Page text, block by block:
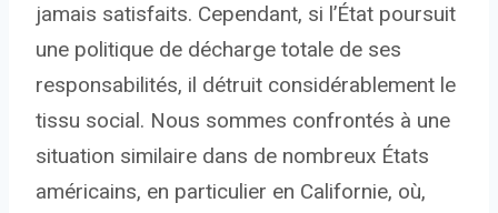
jamais satisfaits. Cependant, si l’État poursuit
une politique de décharge totale de ses
responsabilités, il détruit considérablement le
tissu social. Nous sommes confrontés à une
situation similaire dans de nombreux États
américains, en particulier en Californie, où,